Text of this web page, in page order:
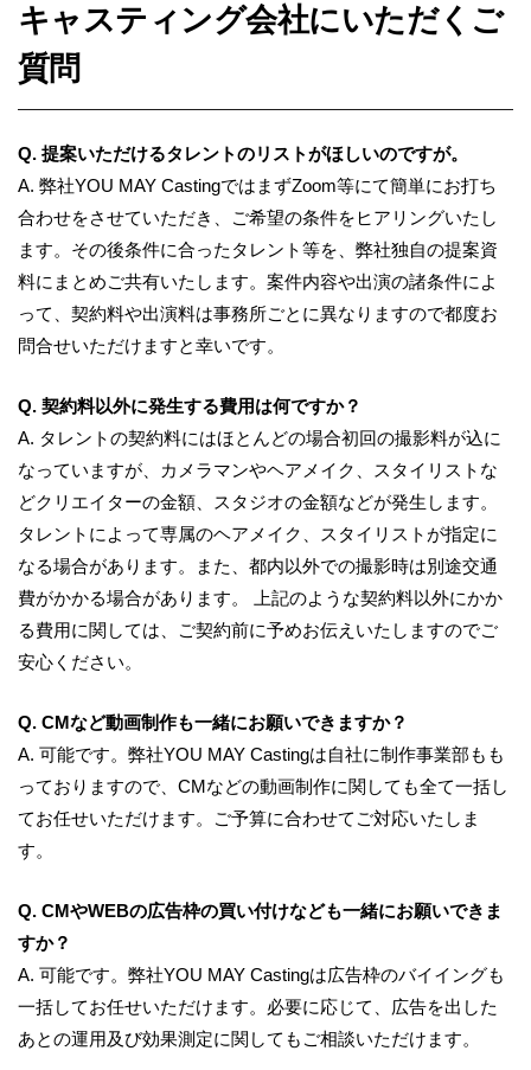
キャスティング会社にいただくご
質問
Q. 提案いただけるタレントのリストがほしいのですが。
A. 弊社YOU MAY CastingではまずZoom等にて簡単にお打ち
合わせをさせていただき、ご希望の条件をヒアリングいたし
ます。その後条件に合ったタレント等を、弊社独自の提案資
料にまとめご共有いたします。案件内容や出演の諸条件によ
って、契約料や出演料は事務所ごとに異なりますので都度お
問合せいただけますと幸いです。
Q. 契約料以外に発生する費用は何ですか？
A. タレントの契約料にはほとんどの場合初回の撮影料が込に
なっていますが、カメラマンやヘアメイク、スタイリストな
どクリエイターの金額、スタジオの金額などが発生します。
タレントによって専属のヘアメイク、スタイリストが指定に
なる場合があります。また、都内以外での撮影時は別途交通
費がかかる場合があります。 上記のような契約料以外にかか
る費用に関しては、ご契約前に予めお伝えいたしますのでご
安心ください。
Q. CMなど動画制作も一緒にお願いできますか？
A. 可能です。弊社YOU MAY Castingは自社に制作事業部もも
っておりますので、CMなどの動画制作に関しても全て一括し
てお任せいただけます。ご予算に合わせてご対応いたしま
す。
Q. CMやWEBの広告枠の買い付けなども一緒にお願いできま
すか？
A. 可能です。弊社YOU MAY Castingは広告枠のバイイングも
一括してお任せいただけます。必要に応じて、広告を出した
あとの運用及び効果測定に関してもご相談いただけます。